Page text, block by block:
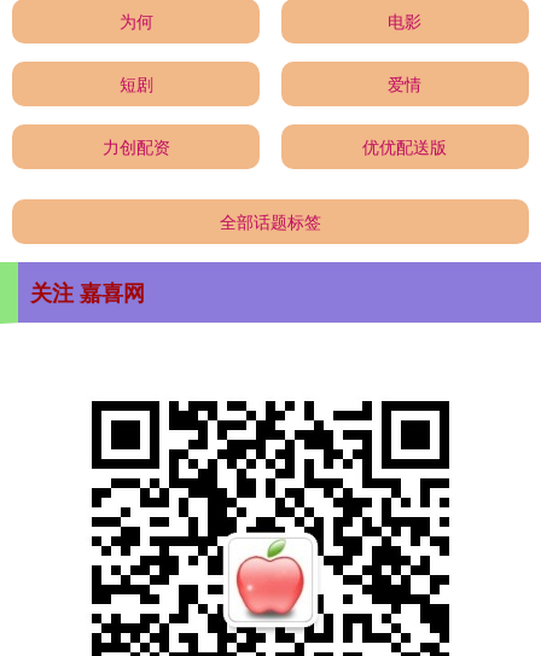
为何 电影
短剧 爱情
力创配资 优优配送版
全部话题标签
关注 嘉喜网